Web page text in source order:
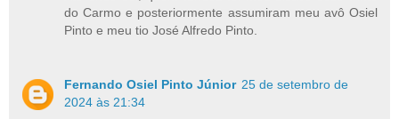
do Carmo e posteriormente assumiram meu avô Osiel
Pinto e meu tio José Alfredo Pinto.
Fernando Osiel Pinto Júnior 25 de setembro de
2024 às 21:34